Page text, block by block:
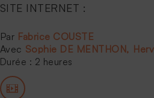
SITE INTERNET :
Fabrice COUSTE
Sophie DE MENTHON
Durée : 2 heures